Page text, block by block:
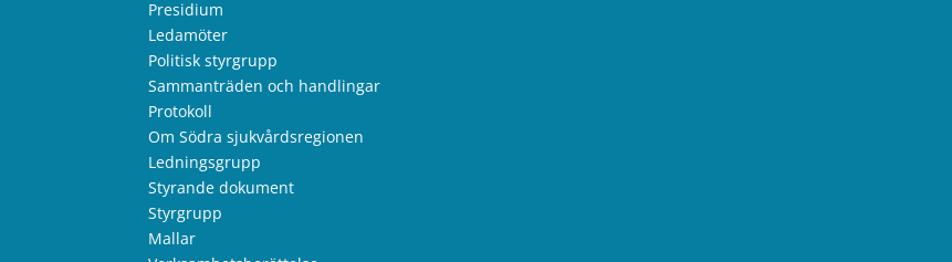
Presidium
Ledamöter
Politisk styrgrupp
Sammanträden och handlingar
Protokoll
Om Södra sjukvårdsregionen
Ledningsgrupp
Styrande dokument
Styrgrupp
Mallar